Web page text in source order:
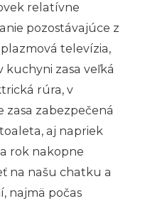
relatívne
pozostávajúce z
televízia,
kuchyni zasa veľká
rúra, v
zasa zabezpečená
aj napriek
rok nakopne
na našu chatku a
najmä počas